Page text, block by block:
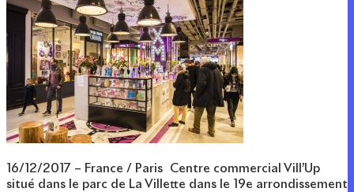
16/12/2017 – France / Paris Centre commercial Vill’Up
situé dans le parc de La Villette dans le 19e arrondissement